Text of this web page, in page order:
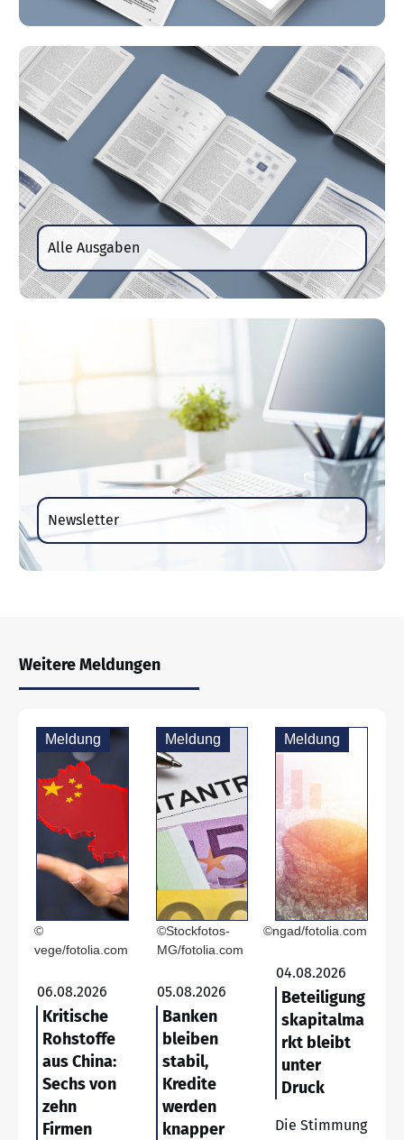
Alle Ausgaben
Newsletter
Weitere Meldungen
Meldung
©
vege/fotolia.com
06.08.2026
Kritische
Rohstoffe
aus China:
Sechs von
zehn
Firmen
Meldung
©Stockfotos-
MG/fotolia.com
05.08.2026
Banken
bleiben
stabil,
Kredite
werden
knapper
Meldung
©ngad/fotolia.com
04.08.2026
Beteiligung
skapitalma
rkt bleibt
unter
Druck
Die Stimmung